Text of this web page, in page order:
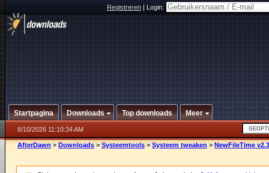
Registreren|Login:
Startpagina Downloads Top downloads Meer
8/10/2026 11:10:34 AM
AfterDawn > Downloads > Systeemtools > Systeem tweaken > NewFileTime